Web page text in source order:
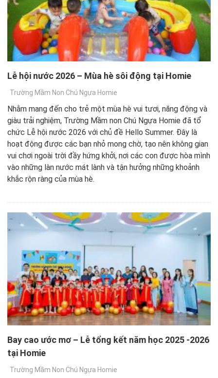
Lễ hội nước 2026 – Mùa hè sôi động tại Homie
Trường Mầm Non Chú Ngựa Homie
Nhằm mang đến cho trẻ một mùa hè vui tươi, năng động và
giàu trải nghiệm, Trường Mầm non Chú Ngựa Homie đã tổ
chức Lễ hội nước 2026 với chủ đề Hello Summer. Đây là
hoạt động được các bạn nhỏ mong chờ, tạo nên không gian
vui chơi ngoài trời đầy hứng khởi, nơi các con được hòa mình
vào những làn nước mát lành và tận hưởng những khoảnh
khắc rộn ràng của mùa hè.
Bay cao ước mơ – Lễ tổng kết năm học 2025 -2026
tại Homie
Trường Mầm Non Chú Ngựa Homie